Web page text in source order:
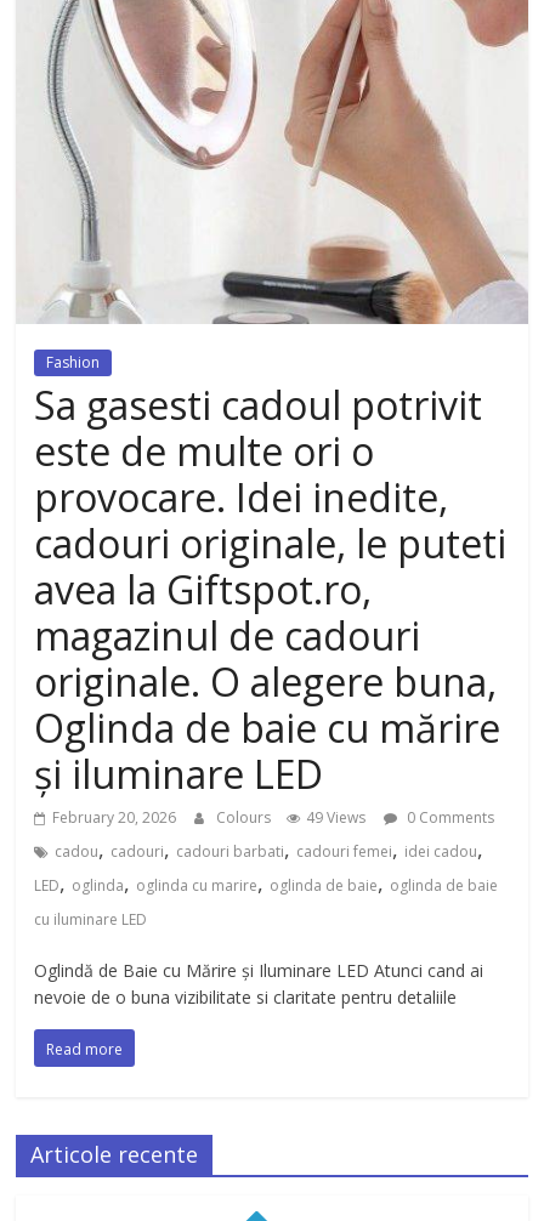
dezvoltat, cu Flexor Fitness-
dispozitiv pentru tonifiere muschi
Fashion
Sa gasesti cadoul potrivit
este de multe ori o
provocare. Idei inedite,
cadouri originale, le puteti
avea la Giftspot.ro,
magazinul de cadouri
originale. O alegere buna,
Oglinda de baie cu mărire
și iluminare LED
February 20, 2026 Colours 49 Views
0 Comments
cadou, cadouri, cadouri barbati, cadouri femei, idei cadou,
LED, oglinda, oglinda cu marire, oglinda de baie, oglinda de baie
cu iluminare LED
Oglindă de Baie cu Mărire și Iluminare LED Atunci cand ai
nevoie de o buna vizibilitate si claritate pentru detaliile
Read more
Articole recente